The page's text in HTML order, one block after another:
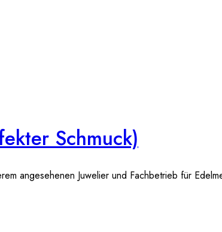
Schmuck)
angesehenen Juwelier und Fachbetrieb für